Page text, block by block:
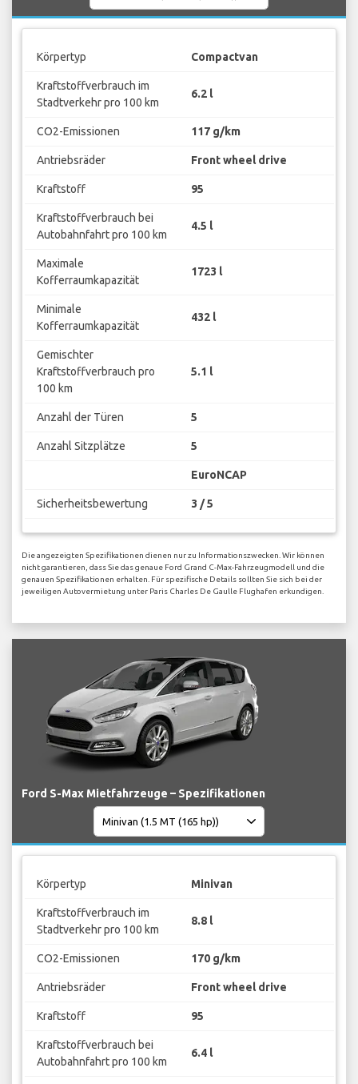
Körpertyp Compactvan
Kraftstoffverbrauch im
Stadtverkehr pro 100 km
6.2 l
CO2-Emissionen 117 g/km
Antriebsräder Front wheel drive
Kraftstoff 95
Kraftstoffverbrauch bei
Autobahnfahrt pro 100 km
4.5 l
Maximale
Kofferraumkapazität
1723 l
Minimale
Kofferraumkapazität
432 l
Gemischter
Kraftstoffverbrauch pro
100 km
5.1 l
Anzahl der Türen 5
Anzahl Sitzplätze 5
EuroNCAP
Sicherheitsbewertung 3 / 5
Die angezeigten Spezifikationen dienen nur zu Informationszwecken. Wir können
nicht garantieren, dass Sie das genaue Ford Grand C-Max-Fahrzeugmodell und die
genauen Spezifikationen erhalten. Für spezifische Details sollten Sie sich bei der
jeweiligen Autovermietung unter Paris Charles De Gaulle Flughafen erkundigen.
Ford S-Max Mietfahrzeuge – Spezifikationen
Körpertyp Minivan
Kraftstoffverbrauch im
Stadtverkehr pro 100 km
8.8 l
CO2-Emissionen 170 g/km
Antriebsräder Front wheel drive
Kraftstoff 95
Kraftstoffverbrauch bei
Autobahnfahrt pro 100 km
6.4 l